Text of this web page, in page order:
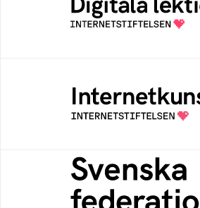
Öppen digital lärresurs med
för alla stadier i
Samlad kunskap som hjälper
säker och medveten
Svenska
Grunden för medlemskap i en
kontextspecifik